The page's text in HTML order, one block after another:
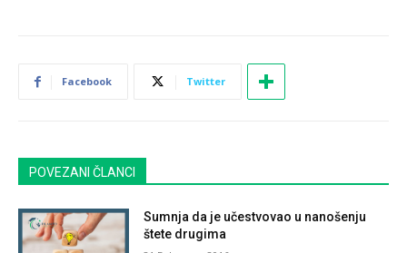
Facebook Twitter
POVEZANI ČLANCI
Sumnja da je učestvovao u nanošenju
štete drugima